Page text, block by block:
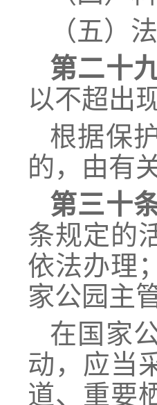
（五）
第二十
以不超出
根据保
的，由有
第三十
条规定的
依法办理
家公园主
在国家
动，应当
道、重要